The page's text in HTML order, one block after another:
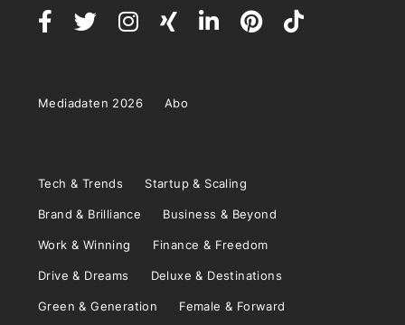
Mediadaten 2026 Abo
Tech & Trends Startup & Scaling
Brand & Brilliance Business & Beyond
Work & Winning Finance & Freedom
Drive & Dreams Deluxe & Destinations
Green & Generation Female & Forward